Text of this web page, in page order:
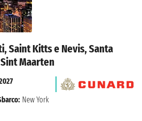
Saint Kitts e Nevis, Santa
Maarten
New York